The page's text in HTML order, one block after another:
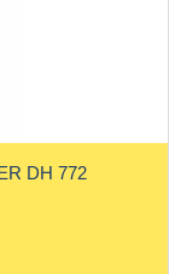
DH 772